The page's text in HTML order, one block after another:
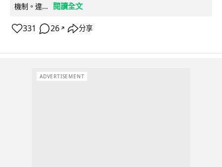
機制。違...
閱讀全文
331 26 ↗ 分享
ADVERTISEMENT